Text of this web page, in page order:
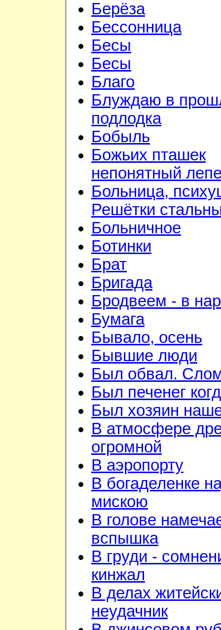
Берёза
Бессонница
Бесы
Бесы
Благо
Блуждаю в
подлодка
Бобыль
Божьих пташек
непонятный
Больница,
Решётки
Больничное
Ботинки
Брат
Бригада
Бродвеем - в
Бумага
Бывало, осень
Бывшие люди
Был обвал.
Был печенег
Был хозяин
В атмосфере
огромной
В аэропорту
В богаделенке
мискою
В голове
вспышка
В груди -
кинжал
В делах
неудачник